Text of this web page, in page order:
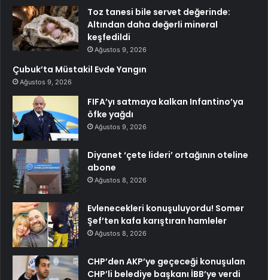
Toz tanesi bile servet değerinde:
Altından daha değerli mineral
keşfedildi
Ağustos 9, 2026
Çubuk’ta Müstakil Evde Yangın
Ağustos 9, 2026
FIFA’yı satmaya kalkan Infantino’ya
öfke yağdı
Ağustos 9, 2026
Diyanet ‘çete lideri’ ortağının oteline
abone
Ağustos 8, 2026
Evlenecekleri konuşuluyordu! Somer
Şef’ten kafa karıştıran hamleler
Ağustos 8, 2026
CHP’den AKP’ye geçeceği konuşulan
CHP’li belediye başkanı İBB’ye verdi